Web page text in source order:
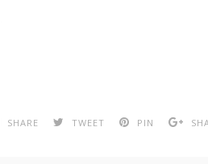
SHARE TWEET PIN